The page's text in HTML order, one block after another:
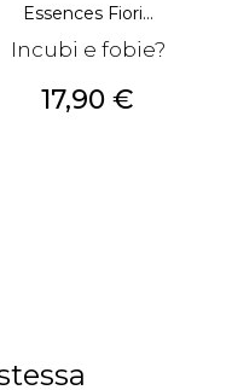
Essences Fiori...
Incubi e fobie?
Prezzo
17,90 €